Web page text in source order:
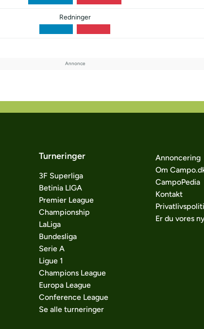
Redninger
Turneringer
3F Superliga
Betinia LIGA
Premier League
Championship
LaLiga
Bundesliga
Serie A
Ligue 1
Champions League
Europa League
Conference League
Se alle turneringer
Annoncering
Om
CampoPedia
Kontakt
Er du vores